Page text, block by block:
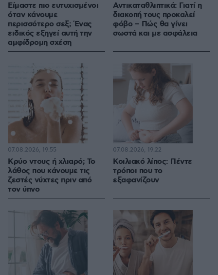
Είμαστε πιο ευτυχισμένοι
όταν κάνουμε
περισσότερο σεξ; Ένας
ειδικός εξηγεί αυτή την
αμφίδρομη σχέση
Αντικαταθλιπτικά: Γιατί η
διακοπή τους προκαλεί
φόβο – Πώς θα γίνει
σωστά και με ασφάλεια
Κρύο ντους ή χλιαρό; Το
λάθος που κάνουμε τις
ζεστές νύχτες πριν από
τον ύπνο
07.08.2026, 19:55
Κοιλιακό λίπος: Πέντε
τρόποι που το
εξαφανίζουν
07.08.2026, 19:22